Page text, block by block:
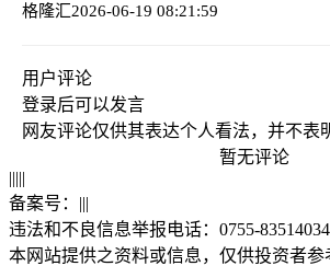
格隆汇2026-06-19 08:21:59
用户评论
登录后可以发言
网友评论仅供其表达个人看法，并不表
暂无评论
|||||
备案号： |||
违法和不良信息举报电话：0755-83514034
本网站提供之资料或信息，仅供投资者